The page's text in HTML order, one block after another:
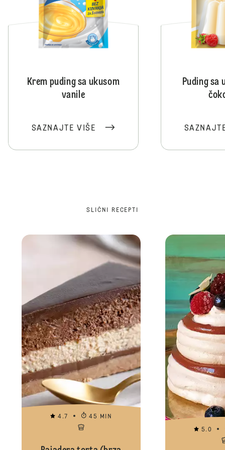
Krem puding sa ukusom
vanile
SAZNAJTE VIŠE
Puding sa
SLIČNI RECEPTI
4.7 45 MIN
5.0